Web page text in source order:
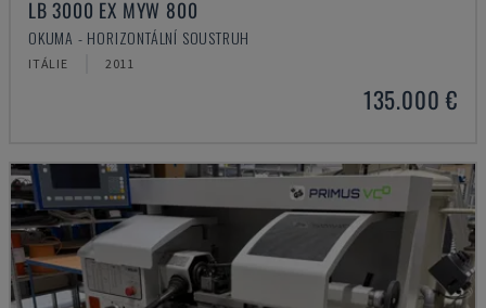
LB 3000 EX MYW 800
OKUMA - HORIZONTÁLNÍ SOUSTRUH
ITÁLIE 2011
135.000 €